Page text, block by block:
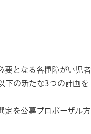
要となる各種障がい児者
下の新たな3つの計画を
定を公募プロポーザル方